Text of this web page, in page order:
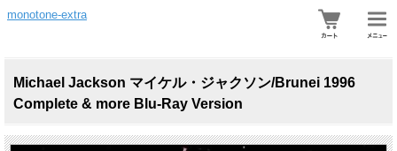
monotone-extra
Michael Jackson マイケル・ジャクソン/Brunei 1996
Complete & more Blu-Ray Version